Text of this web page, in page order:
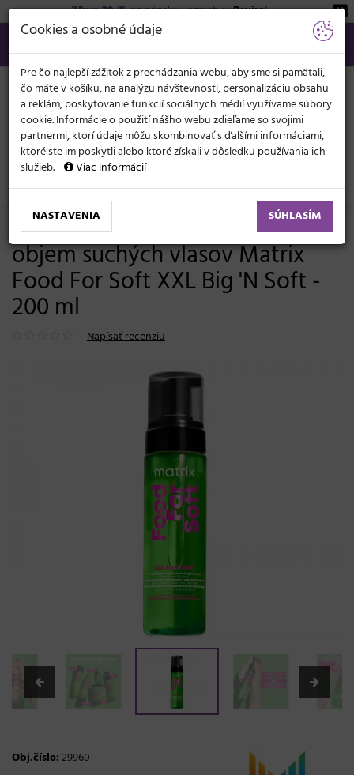
Zľava 20 %na pánsku kozmetikuBeviro!
02/21 201 099
info@svetkadernictva.sk
Po−pia: 8−17
Všetko o nákupe €
KATEGÓRIE
MENU
Vlasová kozmetika Sérum, mlieka, spreje Suché vlasy
Pena pre extra hydratáciu a
objem suchých vlasov Matrix
Food For Soft XXL Big 'N Soft -
200 ml
Napísať recenziu
Obj.číslo:29960
Cookies a osobné údaje
Pre čo najlepší zážitok z prechádzania webu, aby sme si pamätali,
čo máte v košíku, na analýzu návštevnosti, personalizáciu obsahu
a reklám, poskytovanie funkcií sociálnych médií využívame súbory
cookie. Informácie o použití nášho webu zdieľame so svojimi
partnermi, ktorí údaje môžu skombinovať s ďalšími informáciami,
ktoré ste im poskytli alebo ktoré získali v dôsledku používania ich
služieb.
Viac informácií
NASTAVENIA SÚHLASÍM